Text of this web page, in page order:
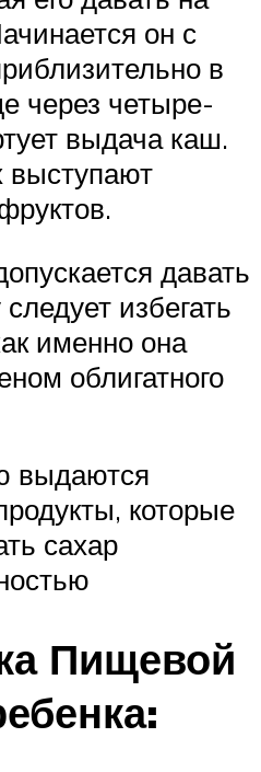
он с
в
через четыре-
выдача каш.
выступают
давать
избегать
именно она
облигатного
выдаются
которые
сахар
Пищевой